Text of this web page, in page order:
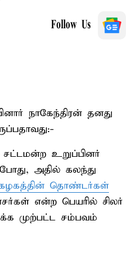
Follow Us
நாகேந்திரன் தனது
உறுப்பினர்
அதில் கலந்து
கழகத்தின் தொண்டர்கள்
என்ற பெயரில் சிலர்
முற்பட்ட சம்பவம்